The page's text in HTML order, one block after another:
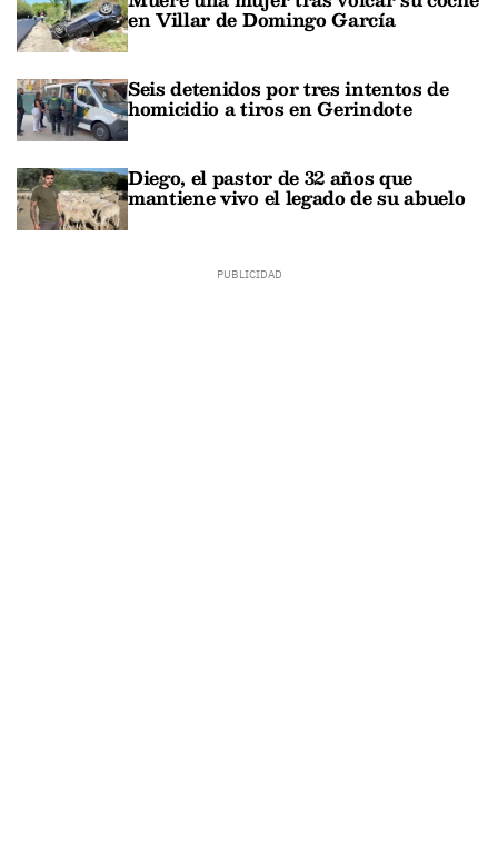
en Villar de Domingo García
Seis detenidos por tres intentos de
homicidio a tiros en Gerindote
Diego, el pastor de 32 años que
mantiene vivo el legado de su abuelo